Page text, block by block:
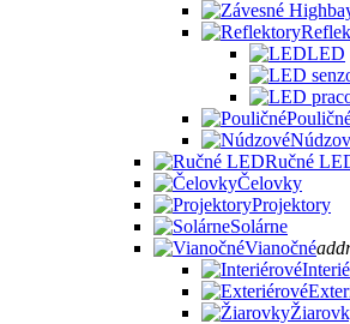
LED
Ručné
Čelovky
Projektory
Solárne
Vianočnéadd